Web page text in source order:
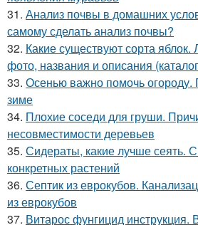
31. Анализ почвы в домашних
самому сделать анализ почвы?
32. Какие существуют сорта яблок.
фото, названия и описания
33. Осенью важно помочь огороду.
зиме
34. Плохие соседи для груши.
несовместимости деревьев
35. Сидераты, какие лучше сеять.
конкретных растений
36. Септик из еврокубов.
из еврокубов
37. Витарос фунгицид инструкция.